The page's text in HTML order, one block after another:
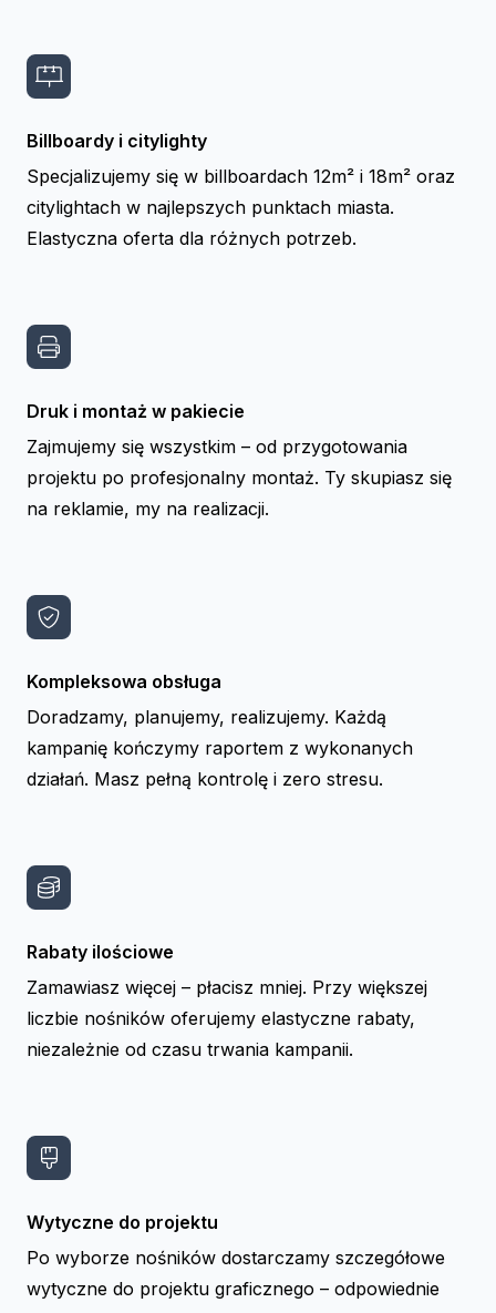
Billboardy i citylighty
Specjalizujemy się w billboardach 12m² i 18m² oraz
citylightach w najlepszych punktach miasta.
Elastyczna oferta dla różnych potrzeb.
Druk i montaż w pakiecie
Zajmujemy się wszystkim – od przygotowania
projektu po profesjonalny montaż. Ty skupiasz się
na reklamie, my na realizacji.
Kompleksowa obsługa
Doradzamy, planujemy, realizujemy. Każdą
kampanię kończymy raportem z wykonanych
działań. Masz pełną kontrolę i zero stresu.
Rabaty ilościowe
Zamawiasz więcej – płacisz mniej. Przy większej
liczbie nośników oferujemy elastyczne rabaty,
niezależnie od czasu trwania kampanii.
Wytyczne do projektu
Po wyborze nośników dostarczamy szczegółowe
wytyczne do projektu graficznego – odpowiednie